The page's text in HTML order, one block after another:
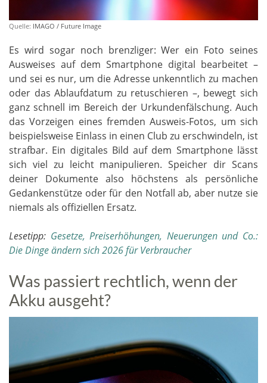
Quelle: IMAGO / Future Image
Es wird sogar noch brenzliger: Wer ein Foto seines
Ausweises auf dem Smartphone digital bearbeitet –
und sei es nur, um die Adresse unkenntlich zu machen
oder das Ablaufdatum zu retuschieren –, bewegt sich
ganz schnell im Bereich der Urkundenfälschung. Auch
das Vorzeigen eines fremden Ausweis-Fotos, um sich
beispielsweise Einlass in einen Club zu erschwindeln, ist
strafbar. Ein digitales Bild auf dem Smartphone lässt
sich viel zu leicht manipulieren. Speicher dir Scans
deiner Dokumente also höchstens als persönliche
Gedankenstütze oder für den Notfall ab, aber nutze sie
niemals als offiziellen Ersatz.
Lesetipp: Gesetze, Preiserhöhungen, Neuerungen und Co.:
Die Dinge ändern sich 2026 für Verbraucher
Was passiert rechtlich, wenn der
Akku ausgeht?